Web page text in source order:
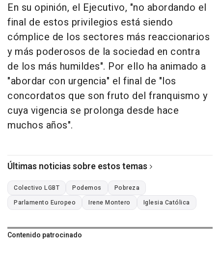
En su opinión, el Ejecutivo, "no abordando el
final de estos privilegios está siendo
cómplice de los sectores más reaccionarios
y más poderosos de la sociedad en contra
de los más humildes". Por ello ha animado a
"abordar con urgencia" el final de "los
concordatos que son fruto del franquismo y
cuya vigencia se prolonga desde hace
muchos años".
Últimas noticias sobre estos temas
Colectivo LGBT Podemos
Pobreza
Parlamento Europeo
Irene Montero Iglesia Católica
Contenido patrocinado